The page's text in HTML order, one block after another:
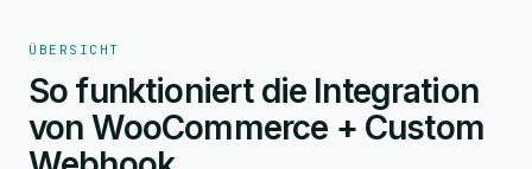
ÜBERSICHT
So funktioniert die Integration
von WooCommerce + Custom